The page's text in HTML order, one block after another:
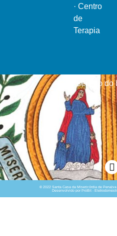
· Centro
de
Terapia
Ao serviço
© 2022 Santa Casa da Misericórdia de
Desenvolvido por PróBit -